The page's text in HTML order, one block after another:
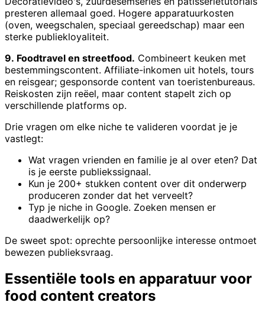
presteren allemaal goed. Hogere apparatuurkosten
(oven, weegschalen, speciaal gereedschap) maar een
sterke publiekloyaliteit.
9. Foodtravel en streetfood. Combineert keuken met
bestemmingscontent. Affiliate-inkomen uit hotels, tours
en reisgear; gesponsorde content van toeristenbureaus.
Reiskosten zijn reëel, maar content stapelt zich op
verschillende platforms op.
Drie vragen om elke niche te valideren voordat je je
vastlegt:
Wat vragen vrienden en familie je al over eten? Dat
is je eerste publiekssignaal.
Kun je 200+ stukken content over dit onderwerp
produceren zonder dat het verveelt?
Typ je niche in Google. Zoeken mensen er
daadwerkelijk op?
De sweet spot: oprechte persoonlijke interesse ontmoet
bewezen publieksvraag.
Essentiële tools en apparatuur voor
food content creators